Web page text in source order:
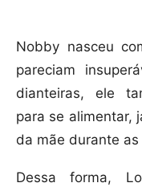
Nobby nasceu
pareciam
dianteiras, ele
para se alimentar,
da mãe durante
Dessa forma,